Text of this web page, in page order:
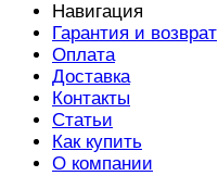
Навигация
Гарантия и возврат
Оплата
Доставка
Контакты
Статьи
Как купить
О компании